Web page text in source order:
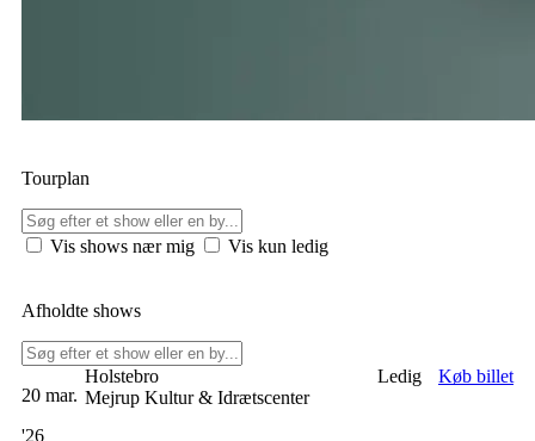
Tourplan
Vis shows nær mig Vis kun ledig
Afholdte shows
20 mar.
'26
Holstebro
Mejrup Kultur & Idrætscenter
Ledig Køb billet